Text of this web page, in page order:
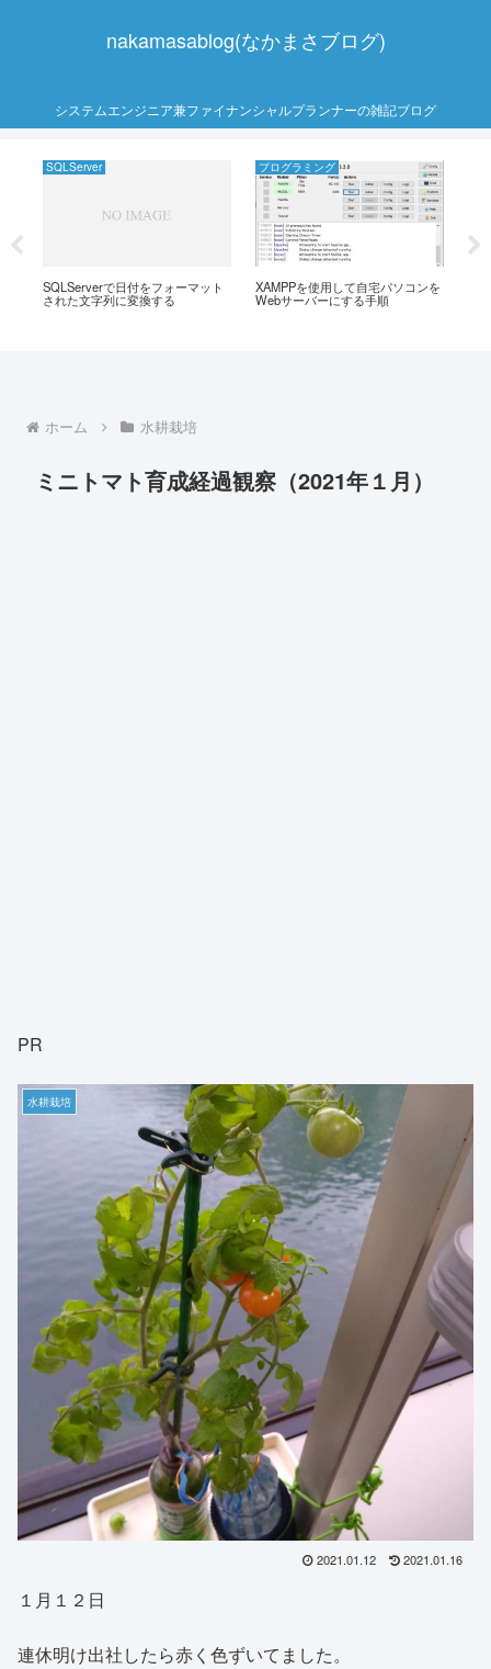
nakamasablog(なかまさブログ)
システムエンジニア兼ファイナンシャルプランナーの雑記ブログ
SQLServer
SQLServerで日付をフォーマット
された文字列に変換する
プログラミング
XAMPPを使用して自宅パソコンを
Webサーバーにする手順
ホーム 水耕栽培
ミニトマト育成経過観察（2021年１月）
PR
水耕栽培
2021.01.12 2021.01.16
１月１２日
連休明け出社したら赤く色ずいてました。